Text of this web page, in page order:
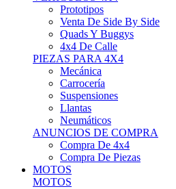
Venta De Side By Side
Quads Y Buggys
4x4 De Calle
PIEZAS PARA 4X4
Mecánica
Carrocería
Suspensiones
Llantas
Neumáticos
ANUNCIOS DE COMPRA
Compra De 4x4
Compra De Piezas
MOTOS
MOTOS
Motos De Circuito